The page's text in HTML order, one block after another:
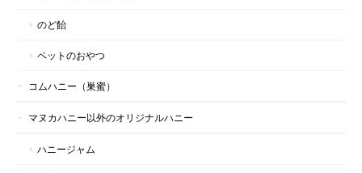
のど飴
ペットのおやつ
コムハニー（巣蜜）
マヌカハニー以外のオリジナルハニー
ハニージャム